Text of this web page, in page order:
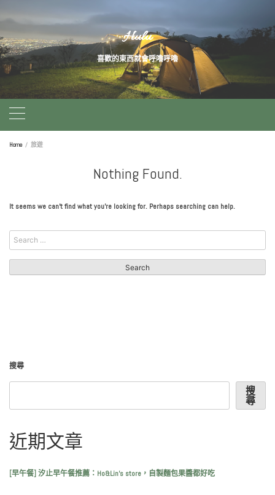
to
content
Hulu
喜歡的東西就會呼嚕呼嚕
Home 旅遊
Nothing Found.
It seems we can’t find what you’re looking for. Perhaps searching can help.
Search
搜尋
搜
尋
近期文章
[早午餐] 汐止早午餐推薦：Ho&Lin’s store，自製麵包果醬都好吃